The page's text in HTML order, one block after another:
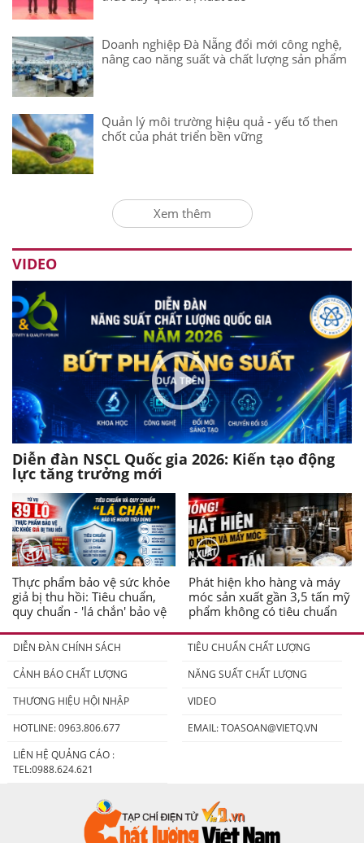
Doanh nghiệp Đà Nẵng đổi mới công nghệ,
nâng cao năng suất và chất lượng sản phẩm
Quản lý môi trường hiệu quả - yếu tố then
chốt của phát triển bền vững
Xem thêm
VIDEO
Diễn đàn NSCL Quốc gia 2026: Kiến tạo động
lực tăng trưởng mới
Thực phẩm bảo vệ sức khỏe
giả bị thu hồi: Tiêu chuẩn,
quy chuẩn - 'lá chắn' bảo vệ
Phát hiện kho hàng và máy
móc sản xuất gần 3,5 tấn mỹ
phẩm không có tiêu chuẩn
DIỄN ĐÀN CHÍNH SÁCH
TIÊU CHUẨN CHẤT LƯỢNG
CẢNH BÁO CHẤT LƯỢNG
NĂNG SUẤT CHẤT LƯỢNG
THƯƠNG HIỆU HỘI NHẬP
VIDEO
HOTLINE: 0963.806.677
EMAIL:TOASOAN@VIETQ.VN
LIÊN HỆ QUẢNG CÁO :
TEL:0988.624.621